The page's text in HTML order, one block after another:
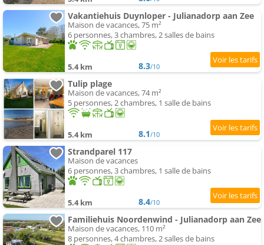
Vakantiehuis Duynloper - Julianadorp aan Zee
Maison de vacances, 75 m²
6 personnes, 3 chambres, 2 salles de bains
5.4 km 8.3/10
Tulip plage
Maison de vacances, 74 m²
5 personnes, 2 chambres, 1 salle de bains
5.4 km 8.1/10
Strandparel 117
Maison de vacances
6 personnes, 3 chambres, 1 salle de bains
5.4 km 8.4/10
Familiehuis Noordenwind - Julianadorp aan Zee
Maison de vacances, 110 m²
8 personnes, 4 chambres, 2 salles de bains